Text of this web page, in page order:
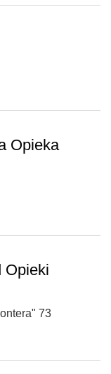
Opieka
Opieki
73